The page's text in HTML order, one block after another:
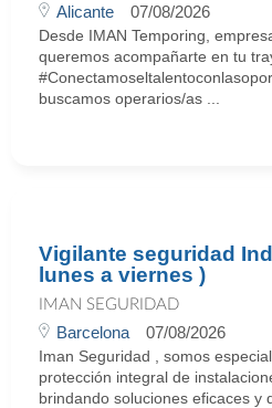
Alicante 07/08/2026
Desde IMAN Temporing,
queremos acompañarte en tu
buscamos operarios/as ...
Vigilante seguridad
lunes a viernes )
IMAN SEGURIDAD
Barcelona 07/08/2026
Iman Seguridad , somos
protección integral de
brindando soluciones eficaces y